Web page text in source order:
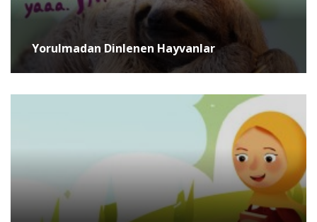
Yorulmadan Dinlenen Hayvanlar